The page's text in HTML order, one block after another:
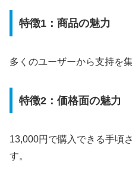
特徴1：商品の魅力
多くのユーザーから支持を
特徴2：価格面の魅力
13,000円で購入できる手頃
す。